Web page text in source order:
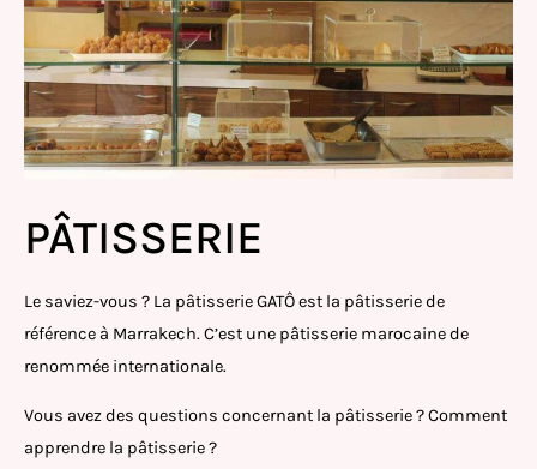
PÂTISSERIE
Le saviez-vous ? La pâtisserie GATÔ est la pâtisserie de
référence à Marrakech. C’est une pâtisserie marocaine de
renommée internationale.
Vous avez des questions concernant la pâtisserie ? Comment
apprendre la pâtisserie ?